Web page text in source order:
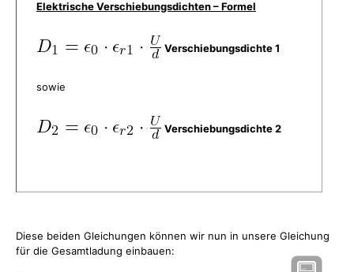
Elektrische Verschiebungsdichten – Formel
Verschiebungsdichte 1
sowie
Verschiebungsdichte 2
Diese beiden Gleichungen können wir nun in unsere Gleichung
für die Gesamtladung einbauen: